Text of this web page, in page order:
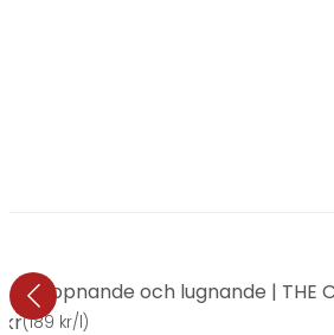
och lugnande | THE
kr(189 kr/l)